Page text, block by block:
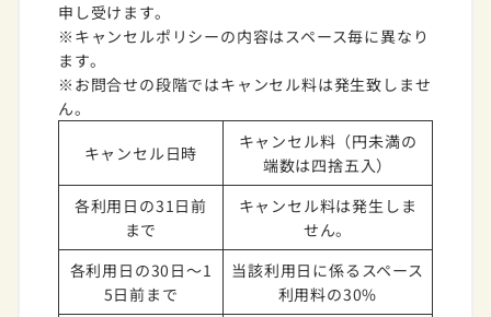
申し受けます。
※キャンセルポリシーの内容はスペース毎に異なり
ます。
※お問合せの段階ではキャンセル料は発生致しませ
ん。
キャンセル日時
キャンセル料（円未満の
端数は四捨五入）
各利用日の31日前
まで
キャンセル料は発生しま
せん。
各利用日の30日～1
5日前まで
当該利用日に係るスペース
利用料の30%